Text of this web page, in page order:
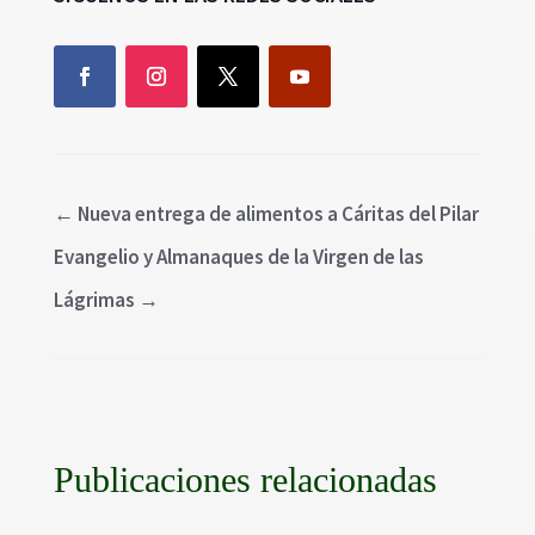
← Nueva entrega de alimentos a Cáritas del Pilar
Evangelio y Almanaques de la Virgen de las
Lágrimas →
Publicaciones relacionadas